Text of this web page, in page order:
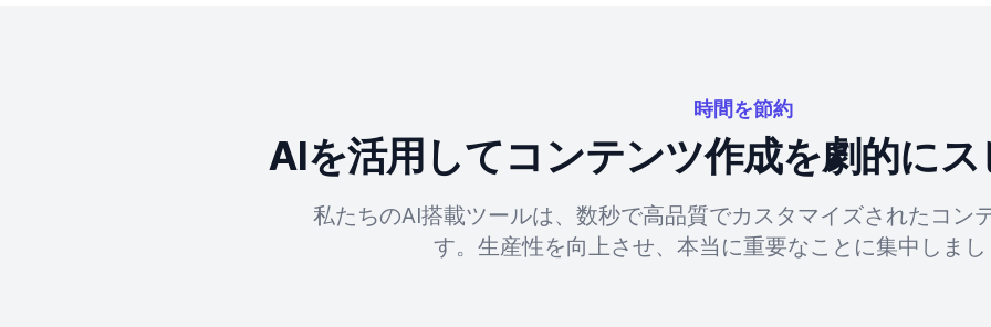
時間を節約
AIを活用してコンテンツ作成を劇的に
私たちのAI搭載ツールは、数秒で高品質でカスタマイズされたコン
す。生産性を向上させ、本当に重要なことに集中しまし